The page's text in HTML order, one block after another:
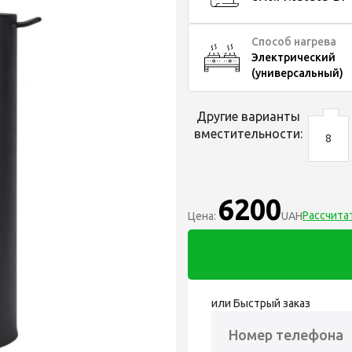
Способ нагрева
Электрический
(универсальный)
Другие варианты
вместительности:
8
Цена: 6200UAH
или Быстрый заказ